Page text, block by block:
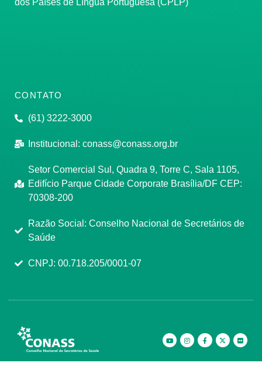
dos Países de Língua Portuguesa (CPLP)
CONTATO
(61) 3222-3000
Institucional: conass@conass.org.br
Setor Comercial Sul, Quadra 9, Torre C, Sala 1105,
Edifício Parque Cidade Corporate Brasília/DF CEP:
70308-200
Razão Social: Conselho Nacional de Secretários de
Saúde
CNPJ: 00.718.205/0001-07